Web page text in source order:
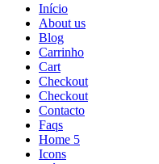
Início
About us
Blog
Carrinho
Cart
Checkout
Checkout
Contacto
Faqs
Home 5
Icons